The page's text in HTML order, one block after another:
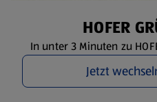
HOFER
In unter 3 Minuten zu
Jetzt